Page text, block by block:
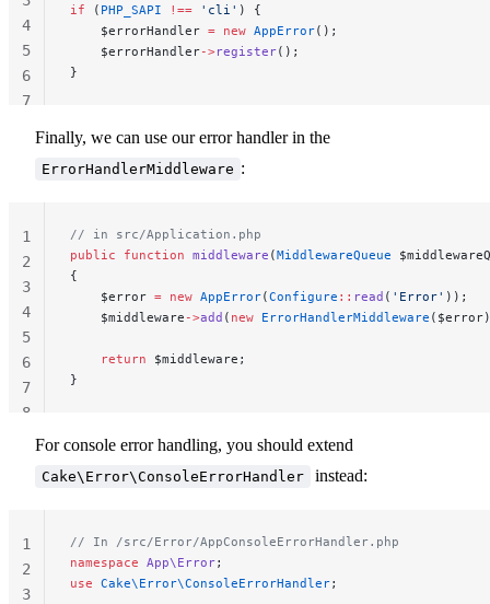
if ( PHP_SAPI !== 'cli' ) {
    $errorHandler
= new AppError();
    $errorHandler
->register();
}
4
5
6
7
Finally, we can use our error handler in the
ErrorHandlerMiddleware :
// in src/Application.php
public function middleware (MiddlewareQueue
{
    $error
= new AppError(Configure :: read ( 'Error' ));
    $middleware
->add ( new ErrorHandlerMiddleware
    return
$middleware;
}
1
2
3
4
5
6
7
8
For console error handling, you should extend
Cake\Error\ConsoleErrorHandler instead:
// In /src/Error/AppConsoleErrorHandler.php
namespace App\Error;
use Cake\Error\ConsoleErrorHandler;
1
2
3